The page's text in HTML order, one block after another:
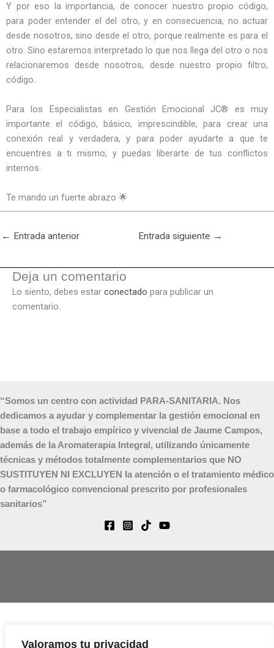
Valoramos tu privacidad
Y por eso la importancia, de conocer nuestro propio código,
para poder entender el del otro, y en consecuencia, no actuar
desde nosotros, sino desde el otro, porque realmente es para el
otro. Sino estaremos interpretado lo que nos llega del otro o nos
relacionaremos desde nosotros, desde nuestro propio filtro,
código.
Para los Especialistas en Gestión Emocional JC® es muy
importante el código, básico, imprescindible, para crear una
conexión real y verdadera, y para poder ayudarte a que te
encuentres a ti mismo, y puedas liberarte de tus conflictos
internos.
Te mando un fuerte abrazo 🌟
← Entrada anterior Entrada siguiente →
Deja un comentario
Lo siento, debes estar conectado para publicar un
comentario.
“Somos un centro con actividad PARA-SANITARIA. Nos
dedicamos a ayudar y complementar la gestión emocional en
base a todo el trabajo empírico y vivencial de Jaume Campos,
además de la Aromaterapia Integral, utilizando únicamente
técnicas y métodos totalmente complementarios que NO
SUSTITUYEN NI EXCLUYEN la atención o el tratamiento médico
o farmacológico convencional prescrito por profesionales
sanitarios”